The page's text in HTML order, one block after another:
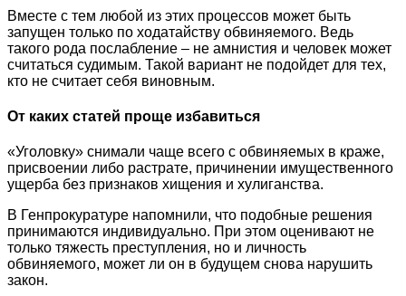
Вместе с тем любой из этих процессов может быть
запущен только по ходатайству обвиняемого. Ведь
такого рода послабление – не амнистия и человек может
считаться судимым. Такой вариант не подойдет для тех,
кто не считает себя виновным.
От каких статей проще избавиться
«Уголовку» снимали чаще всего с обвиняемых в краже,
присвоении либо растрате, причинении имущественного
ущерба без признаков хищения и хулиганства.
В Генпрокуратуре напомнили, что подобные решения
принимаются индивидуально. При этом оценивают не
только тяжесть преступления, но и личность
обвиняемого, может ли он в будущем снова нарушить
закон.